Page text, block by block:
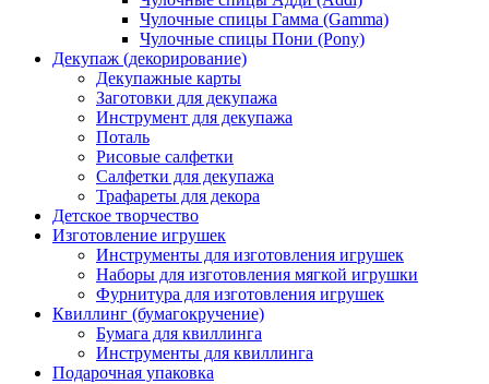
Чулочные спицы Гамма (Gamma)
Чулочные спицы Пони (Pony)
Декупаж (декорирование)
Декупажные карты
Заготовки для декупажа
Инструмент для декупажа
Поталь
Рисовые салфетки
Салфетки для декупажа
Трафареты для декора
Детское творчество
Изготовление игрушек
Инструменты для изготовления игрушек
Наборы для изготовления мягкой игрушки
Фурнитура для изготовления игрушек
Квиллинг (бумагокручение)
Бумага для квиллинга
Инструменты для квиллинга
Подарочная упаковка